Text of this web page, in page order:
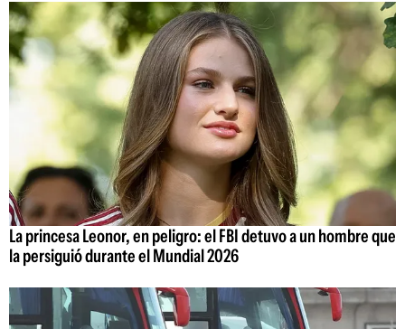
La princesa Leonor, en peligro: el FBI detuvo a un hombre que
la persiguió durante el Mundial 2026